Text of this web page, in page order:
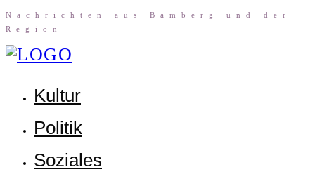
Nach­rich­ten aus Bam­berg und der
Region
Kul­tur
Poli­tik
Sozia­les